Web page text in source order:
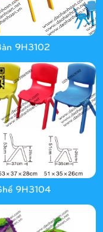
9H3102
9H3104